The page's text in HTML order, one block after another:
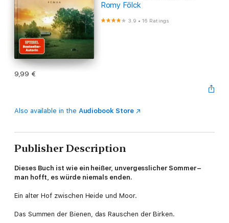
Romy Fölck
3.9 •16 Ratings
9,99 €
Also available in the Audiobook Store
Publisher Description
Dieses Buch ist wie ein heißer, unvergesslicher Sommer –
man hofft, es würde niemals enden.
Ein alter Hof zwischen Heide und Moor.
Das Summen der Bienen, das Rauschen der Birken.